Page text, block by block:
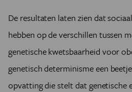
De resultaten laten zien dat
hebben op de verschillen tussen
genetische kwetsbaarheid voor
genetisch determinisme een
opvatting die stelt dat genetische